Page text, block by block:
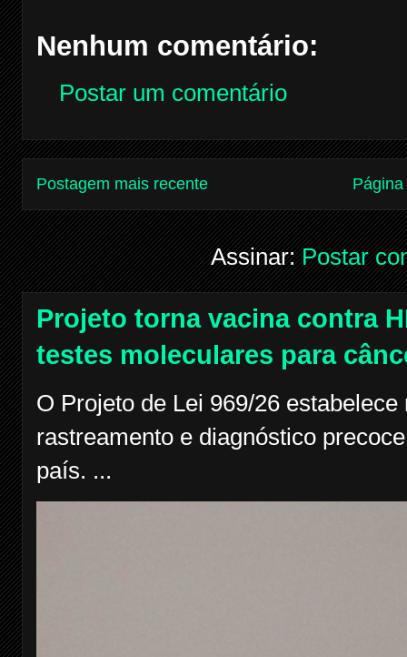
Nenhum comentário:
Postar um comentário
Postagem mais recente
Assinar:Postar
Projeto torna vacina contra
testes moleculares para
O Projeto de Lei 969/26
rastreamento e diagnóstico
país. ...